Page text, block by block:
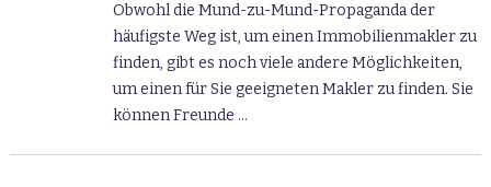
Obwohl die Mund-zu-Mund-Propaganda der
häufigste Weg ist, um einen Immobilienmakler zu
finden, gibt es noch viele andere Möglichkeiten,
um einen für Sie geeigneten Makler zu finden. Sie
können Freunde …